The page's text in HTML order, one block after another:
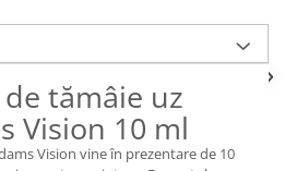
tămâie uz
Vision 10 ml
Vision vine în prezentare de 10